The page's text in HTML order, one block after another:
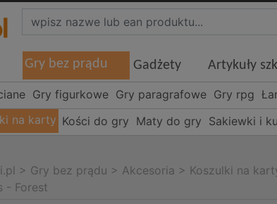
Gry bez prądu Gadżety Artykuły
Gry figurkowe Gry paragrafowe Gry rpg
na karty Kości do gry Maty do gry Sakiewki i
> Gry bez prądu > Akcesoria > Koszulki na
- Forest